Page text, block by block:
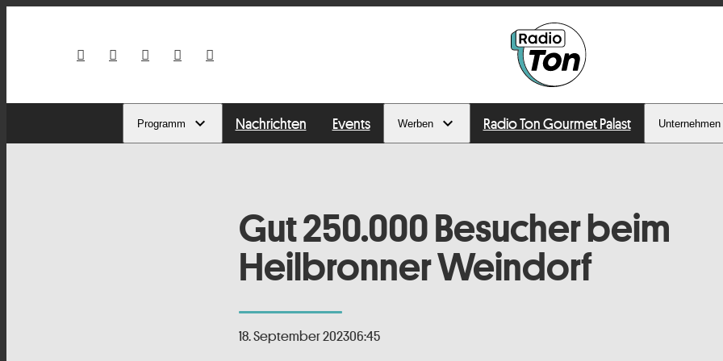
Programm Nachrichten Events Werben Radio Ton Gourmet Palast Unternehmen
Gut 250.000 Besucher beim
Heilbronner Weindorf
18. September 202306:45